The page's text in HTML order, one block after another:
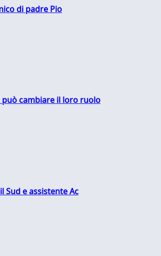
di padre Pio
può cambiare il loro ruolo
Sud e assistente Ac